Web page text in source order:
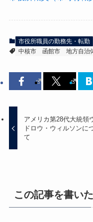
市役所職員の勤務先・転勤
中核市
函館市 地方自治
アメリカ第28代大統領
ドロウ・ウィルソンに
て
この記事を書い